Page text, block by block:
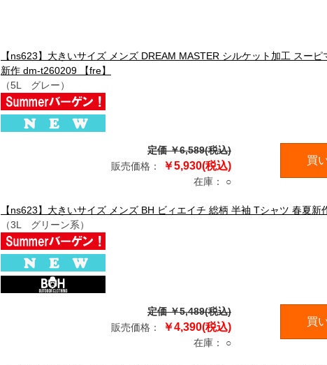
【ns623】大きいサイズ メンズ DREAM MASTER シルケット加工 スー
新作 dm-t260209 【fre】
（5L グレー）
定価 ￥6,589(税込)
販売価格：
￥5,930(税込)
在庫： ○
買
【ns623】大きいサイズ メンズ BH ビィエイチ 総柄 半袖 Tシャツ 春夏新
（3L グリーン系）
定価 ￥5,489(税込)
販売価格：
￥4,390(税込)
在庫： ○
買